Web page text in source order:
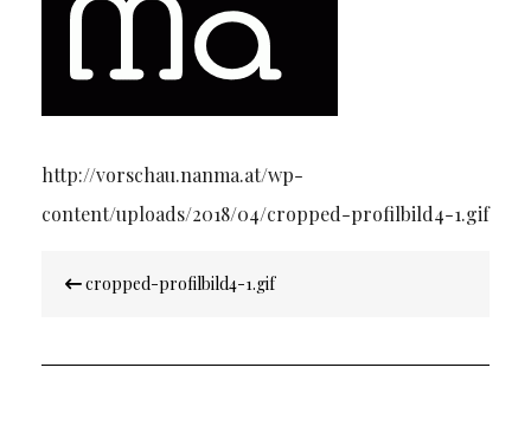
http://vorschau.nanma.at/wp-
content/uploads/2018/04/cropped-profilbild4-1.gif
Beitragsnavigation
cropped-profilbild4-1.gif